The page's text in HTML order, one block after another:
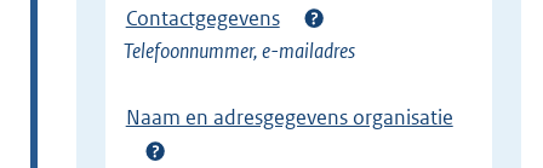
Contactgegevens
Telefoonnummer, e-mailadres
Naam en adresgegevens organisatie